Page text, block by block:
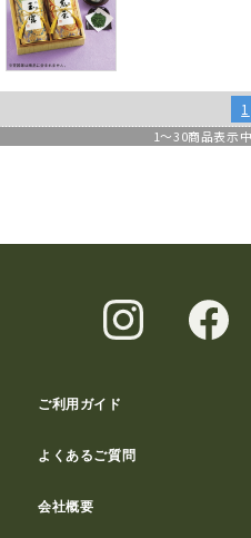
1
1～30商品表示
ご利用ガイド
よくあるご質問
会社概要